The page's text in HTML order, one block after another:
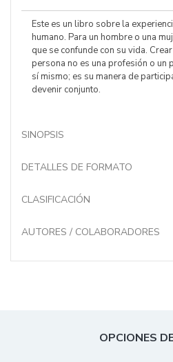
Este es un libro sobre la
humano. Para un hombre o una
que se confunde con su vida.
persona no es una profesión o un
sí mismo; es su manera de
devenir conjunto.
SINOPSIS
DETALLES DE FORMATO
CLASIFICACIÓN
AUTORES / COLABORADORES
OPCIONES